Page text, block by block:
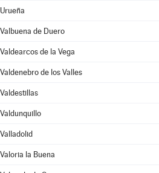
Urueña
Valbuena de Duero
Valdearcos de la Vega
Valdenebro de los Valles
Valdestillas
Valdunquillo
Valladolid
Valoria la Buena